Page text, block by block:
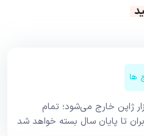
ها
ژاپن خارج می‌شود؛ تمام
تا پایان سال بسته خواهد شد